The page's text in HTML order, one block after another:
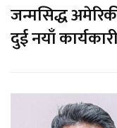
जन्मसिद्ध
दुई नयाँ